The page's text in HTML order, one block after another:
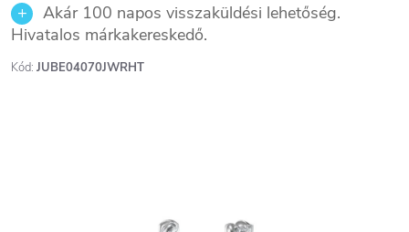
Akár 100 napos visszaküldési lehetőség.
Hivatalos márkakereskedő.
Kód: JUBE04070JWRHT